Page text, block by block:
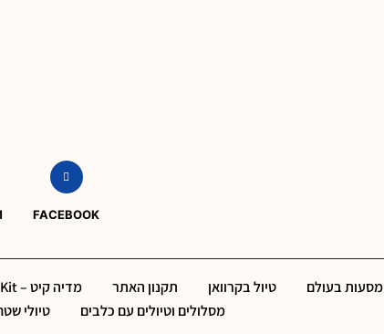
FACEBOOK
מסעות בעולם טיול בקרוואן תקנון האתר מדיה קיט – Media Kit
מסלולים וטיולים עם כלבים
טיולי